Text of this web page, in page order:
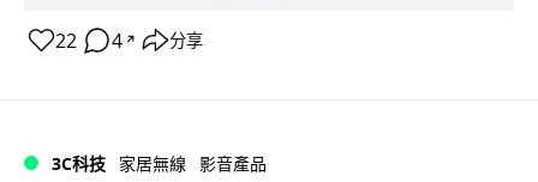
22 4 ↗ 分享
3C科技 家居無線 影音產品